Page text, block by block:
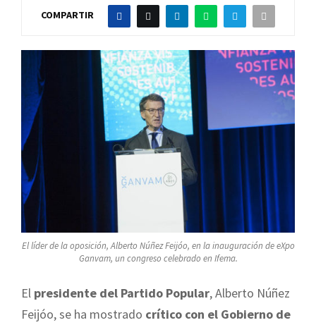
COMPARTIR
El líder de la oposición, Alberto Núñez Feijóo, en la inauguración de eXpo
Ganvam, un congreso celebrado en Ifema.
El presidente del Partido Popular, Alberto Núñez
Feijóo, se ha mostrado crítico con el Gobierno de